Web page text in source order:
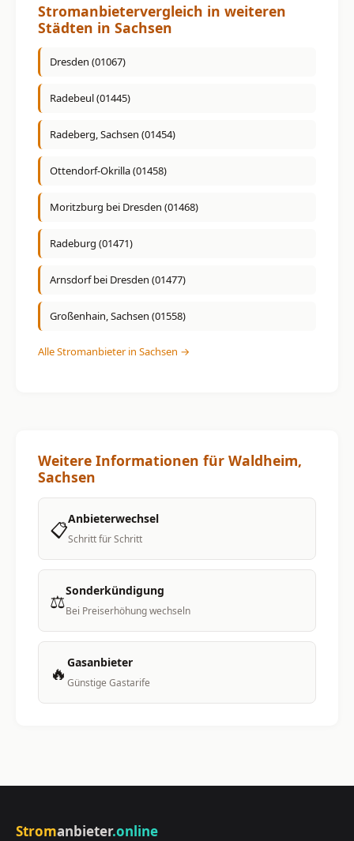
Stromanbietervergleich in weiteren
Städten in Sachsen
Dresden (01067)
Radebeul (01445)
Radeberg, Sachsen (01454)
Ottendorf-Okrilla (01458)
Moritzburg bei Dresden (01468)
Radeburg (01471)
Arnsdorf bei Dresden (01477)
Großenhain, Sachsen (01558)
Alle Stromanbieter in Sachsen →
Weitere Informationen für Waldheim,
Sachsen
📋Anbieterwechsel
Schritt für Schritt
⚖️Sonderkündigung
Bei Preiserhöhung wechseln
🔥 Gasanbieter
Günstige Gastarife
Stromanbieter.online